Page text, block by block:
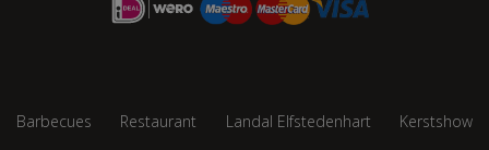
Barbecues Restaurant Landal Elfstedenhart
Kerstshow